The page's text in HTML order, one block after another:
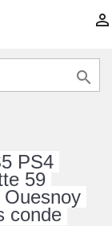


PS4
59
Quesnoy
conde